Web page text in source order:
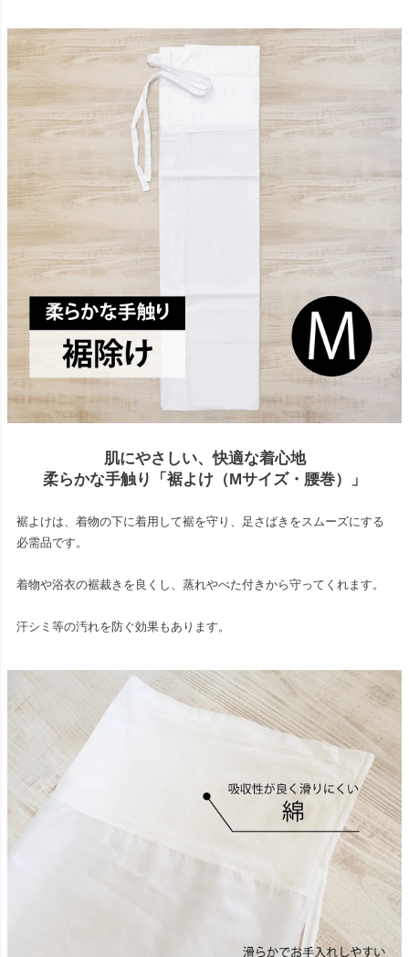
肌にやさしい、快適な着心地
柔らかな手触り「裾よけ（Mサイズ・腰巻）」
裾よけは、着物の下に着用して裾を守り、足さばきをスムーズにする
必需品です。
着物や浴衣の裾裁きを良くし、蒸れやべた付きから守ってくれます。
汗シミ等の汚れを防ぐ効果もあります。